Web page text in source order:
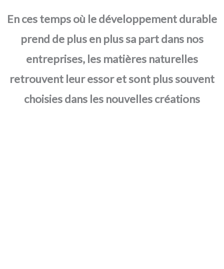
En ces temps où le développement durable
prend de plus en plus sa part dans nos
entreprises, les matières naturelles
retrouvent leur essor et sont plus souvent
choisies dans les nouvelles créations